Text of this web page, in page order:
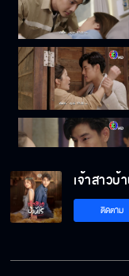
เจ้าสาวบ้
ติดตาม